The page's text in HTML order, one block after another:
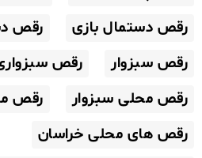
رقص دستمال بازی
رقص
رقص سبزوار
رقص
رقص محلی سبزوار
رقص
رقص های محلی خراسان